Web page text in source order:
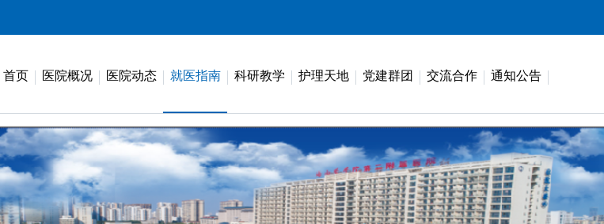
首页 医院概况 医院动态 就医指南 科研教学 护理天地 党建群团 交流合作 通知公告